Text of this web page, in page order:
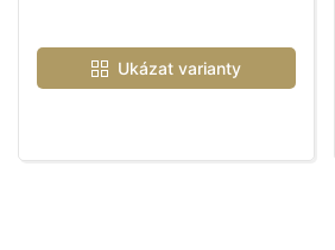
Ukázat varianty